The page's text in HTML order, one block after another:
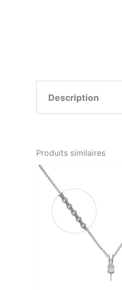
Description
Sa chaîne fine de
Un bijou pensé
Caractéristiques
Produits similaires